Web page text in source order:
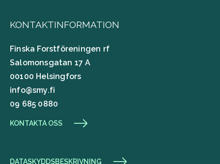
KONTAKTINFORMATION
Finska Forstföreningen rf
Salomonsgatan 17 A
00100 Helsingfors
info@smy.fi
09 685 0880
KONTAKTA OSS
DATASKYDDSBESKRIVNING